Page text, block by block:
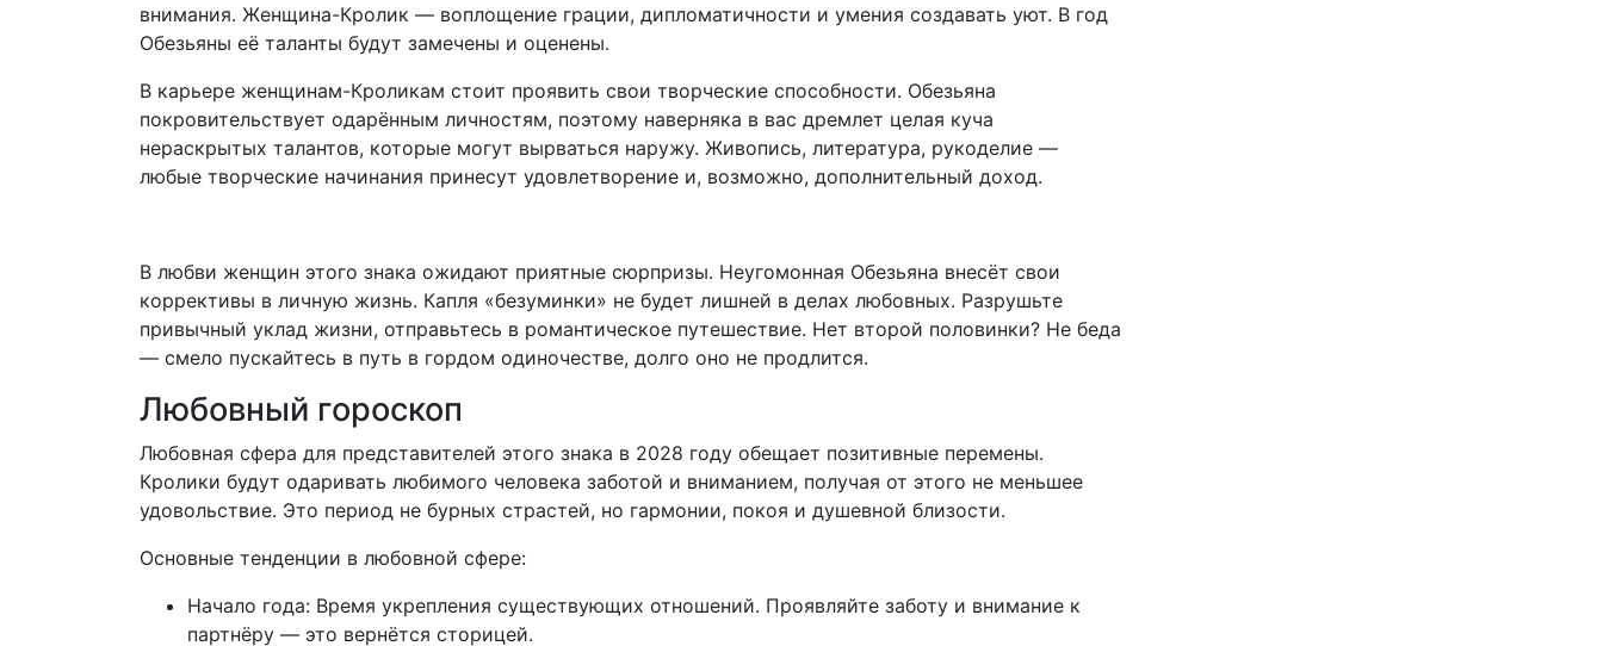
внимания. Женщина-Кролик — воплощение грации, дипломатичности и умения создавать уют. В год
Обезьяны её таланты будут замечены и оценены.
В карьере женщинам-Кроликам стоит проявить свои творческие способности. Обезьяна
покровительствует одарённым личностям, поэтому наверняка в вас дремлет целая куча
нераскрытых талантов, которые могут вырваться наружу. Живопись, литература, рукоделие —
любые творческие начинания принесут удовлетворение и, возможно, дополнительный доход.
В любви женщин этого знака ожидают приятные сюрпризы. Неугомонная Обезьяна внесёт свои
коррективы в личную жизнь. Капля «безуминки» не будет лишней в делах любовных. Разрушьте
привычный уклад жизни, отправьтесь в романтическое путешествие. Нет второй половинки? Не беда
— смело пускайтесь в путь в гордом одиночестве, долго оно не продлится.
Любовный гороскоп
Любовная сфера для представителей этого знака в 2028 году обещает позитивные перемены.
Кролики будут одаривать любимого человека заботой и вниманием, получая от этого не меньшее
удовольствие. Это период не бурных страстей, но гармонии, покоя и душевной близости.
Основные тенденции в любовной сфере:
Начало года: Время укрепления существующих отношений. Проявляйте заботу и внимание к
партнёру — это вернётся сторицей.